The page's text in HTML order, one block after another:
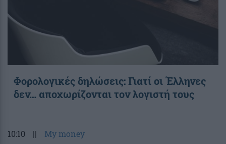
Φορολογικές δηλώσεις: Γιατί οι Έλληνες
δεν… αποχωρίζονται τον λογιστή τους
10:10 || My money